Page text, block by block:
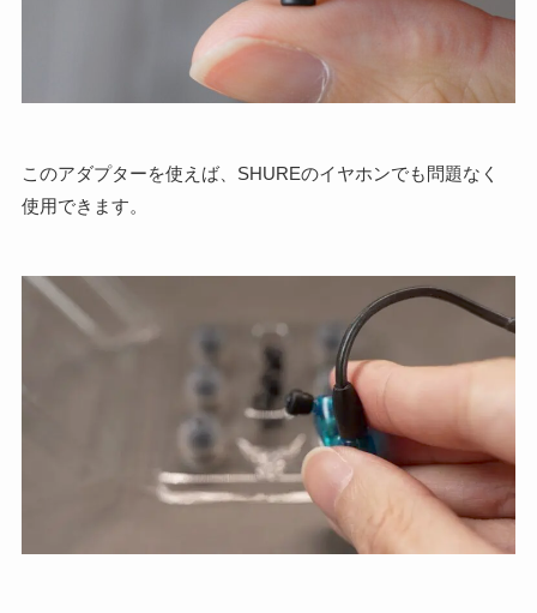
このアダプターを使えば、SHUREのイヤホンでも問題なく
使用できます。